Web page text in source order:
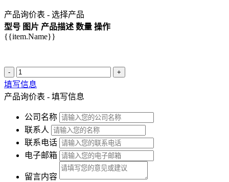
产品询价表 - 选择产品
型号 图片 产品描述 数量 操作
{{item.Name}}
- +
填写信息
产品询价表 - 填写信息
公司名称
联系人
联系电话
电子邮箱
留言内容